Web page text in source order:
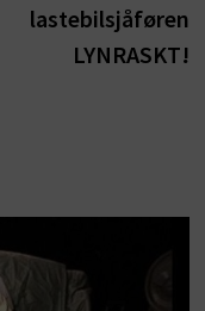
lastebilsjåføren
LYNRASKT!